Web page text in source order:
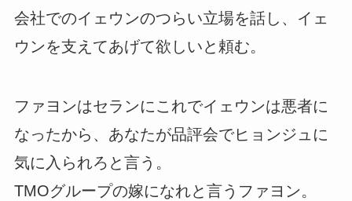
会社でのイェウンのつらい立場を話し、イェ
ウンを支えてあげて欲しいと頼む。
ファヨンはセランにこれでイェウンは悪者に
なったから、あなたが品評会でヒョンジュに
気に入られろと言う。
TMOグループの嫁になれと言うファヨン。